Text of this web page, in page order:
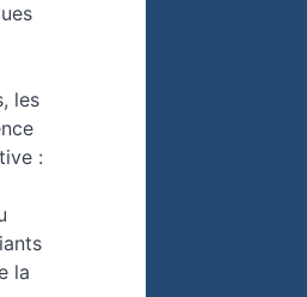
les
:
la